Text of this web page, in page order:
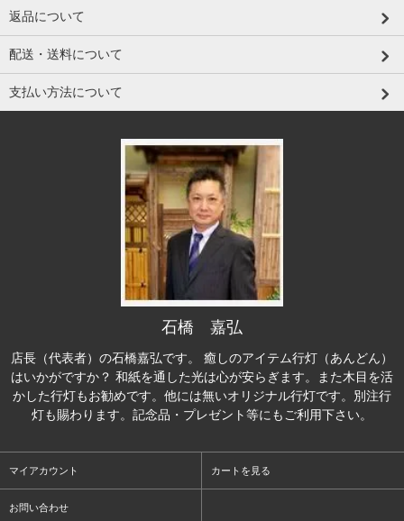
返品について
配送・送料について
支払い方法について
石橋 嘉弘
店長（代表者）の石橋嘉弘です。 癒しのアイテム行灯（あんどん）
はいかがですか？ 和紙を通した光は心が安らぎます。また木目を活
かした行灯もお勧めです。他には無いオリジナル行灯です。別注行
灯も賜わります。記念品・プレゼント等にもご利用下さい。
マイアカウント カートを見る
お問い合わせ